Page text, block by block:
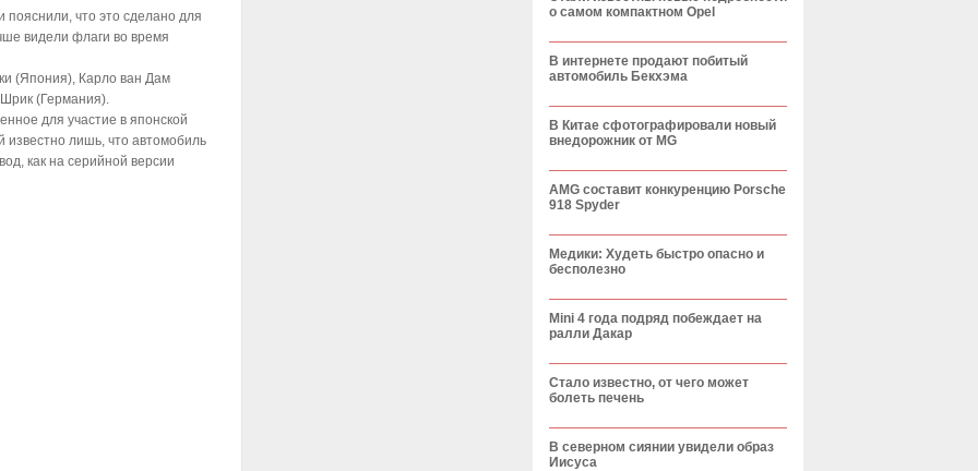
что это сделано для
видели флаги во время
(Япония), Карло ван Дам
(Германия).
для участие в японской
известно лишь, что автомобиль
как на серийной версии
о самом компактном Opel
В интернете продают побитый
автомобиль Бекхэма
В Китае сфотографировали новый
внедорожник от MG
AMG составит конкуренцию Porsche
918 Spyder
Медики: Худеть быстро опасно и
бесполезно
Mini 4 года подряд побеждает на
ралли Дакар
Стало известно, от чего может
болеть печень
В северном сиянии увидели образ
Иисуса